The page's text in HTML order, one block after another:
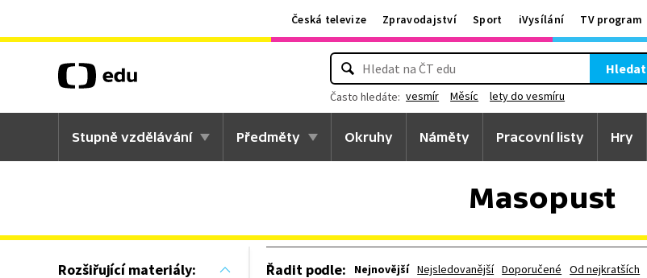
Česká televize Zpravodajství Sport iVysílání TV program
Hledat
Často hledáte: vesmír Měsíc lety do vesmíru
Stupně vzdělávání Předměty Okruhy Náměty Pracovní listy Hry
Masopust
Rozšiřující materiály: Řadit podle: Nejnovější Nejsledovanější Doporučené Od nejkratších